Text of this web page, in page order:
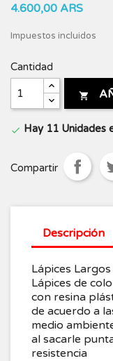
4.600,00 ARS
Impuestos incluidos
Cantidad

 Hay 11 Unidades
Compartir
Descripción
Lápices Largos
Lápices de
con resina
de acuerdo a
medio
al sacarle
resistencia